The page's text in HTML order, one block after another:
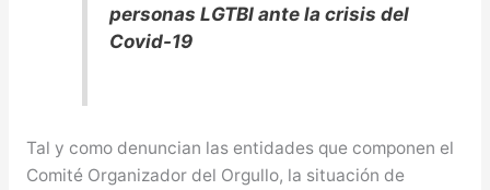
personas LGTBI ante la crisis del
Covid-19
Tal y como denuncian las entidades que componen el
Comité Organizador del Orgullo, la situación de